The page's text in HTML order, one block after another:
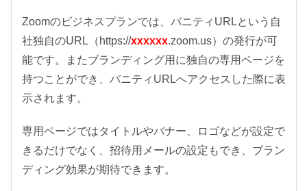
Zoomのビジネスプランでは、バニティURLという自
社独自のURL（https://xxxxxx.zoom.us）の発行が可
能です。またブランディング用に独自の専用ページを
持つことができ、バニティURLへアクセスした際に表
示されます。
専用ページではタイトルやバナー、ロゴなどが設定で
きるだけでなく、招待用メールの設定もでき、ブラン
ディング効果が期待できます。